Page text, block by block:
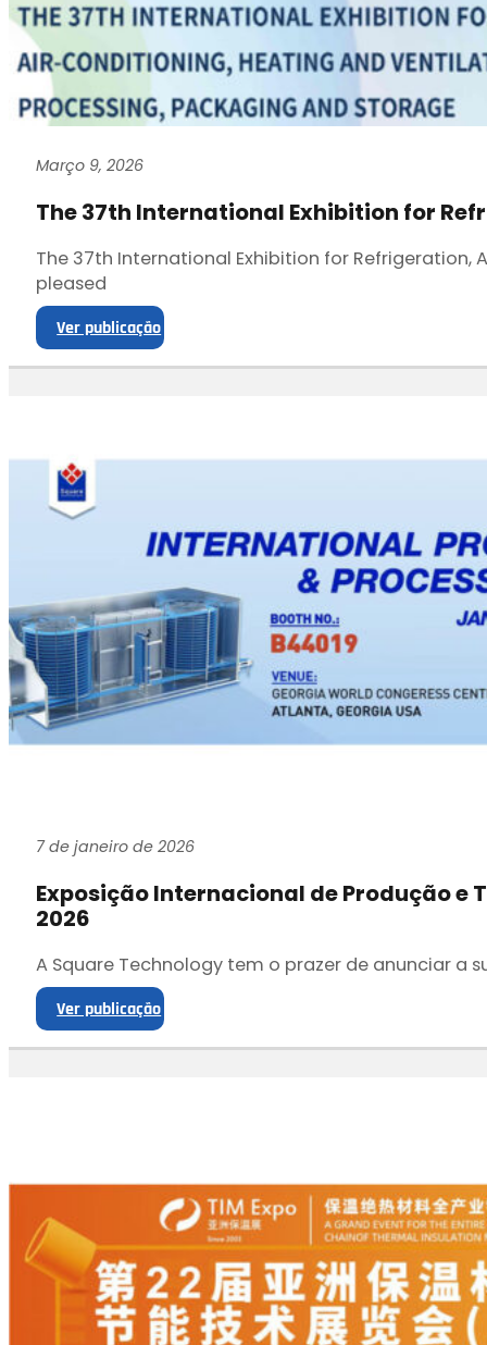
Março 9, 2026
The 37th International Exhibition for
The 37th International Exhibition for Refrigeration,
pleased
Ver publicação
7 de janeiro de 2026
Exposição Internacional de Produção e
2026
A Square Technology tem o prazer de anunciar a
Ver publicação